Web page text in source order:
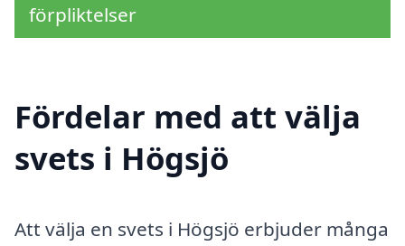
förpliktelser
Fördelar med att välja
svets i Högsjö
Att välja en svets i Högsjö erbjuder många